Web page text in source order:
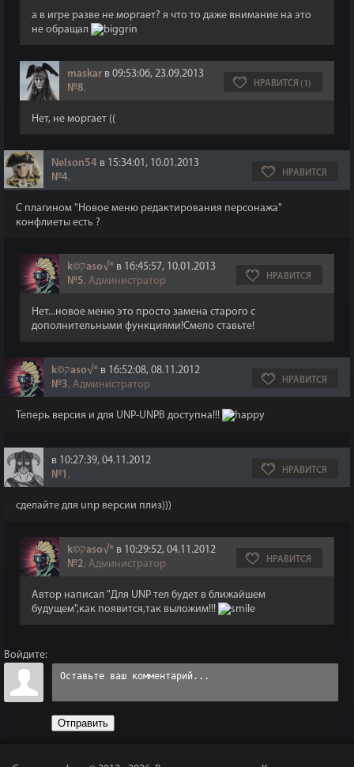
а в игре разве не моргает? я что то даже внимание на это
не обращал
maskar в 09:53:06, 23.09.2013
№8, НРАВИТСЯ (1)
Нет, не моргает ((
Nelson54 в 15:34:01, 10.01.2013
№4, НРАВИТСЯ
С плагином "Новое меню редактирования персонажа"
конфлиеты есть ?
k©קaso√® в 16:45:57, 10.01.2013
№5, Администратор НРАВИТСЯ
Нет...новое меню это просто замена старого с
дополнительными функциями!Смело ставьте!
k©קaso√® в 16:52:08, 08.11.2012
№3, Администратор НРАВИТСЯ
Теперь версия и для UNP-UNPB доступна!!!
в 10:27:39, 04.11.2012
№1 , НРАВИТСЯ
сделайте для unp версии плиз)))
k©קaso√® в 10:29:52, 04.11.2012
№2, Администратор НРАВИТСЯ
Автор написал "Для UNP тел будет в ближайшем
будущем",как появится,так выложим!!!
Войдите:
Отправить